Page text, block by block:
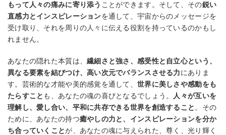
もって人々の痛みに寄り添う ことができます。そして、その鋭い
直感力とインスピレーションを通して、宇宙からのメッセージを
受け取り、それを周りの人々に伝える役割を持っているのかもし
れません。
あなたの隠れた本質は、繊細さと強さ、感受性と自立心という、
異なる要素を結びつけ、高い次元でバランスさせる力にありま
す。芸術的な才能や美的感覚を通して、世界に美しさや感動をも
たらすこと も、あなたの魂の喜びとなるでしょう。
人々が互いを
理解し、愛し合い、平和に共存できる世界を創造すること 。その
ために、あなたの持つ癒やしの力と、インスピレーションを分か
ち合っていくことが、あなたの魂に与えられた、尊く、光り輝く